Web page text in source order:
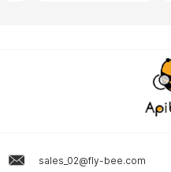
sales_02@fly-bee.com